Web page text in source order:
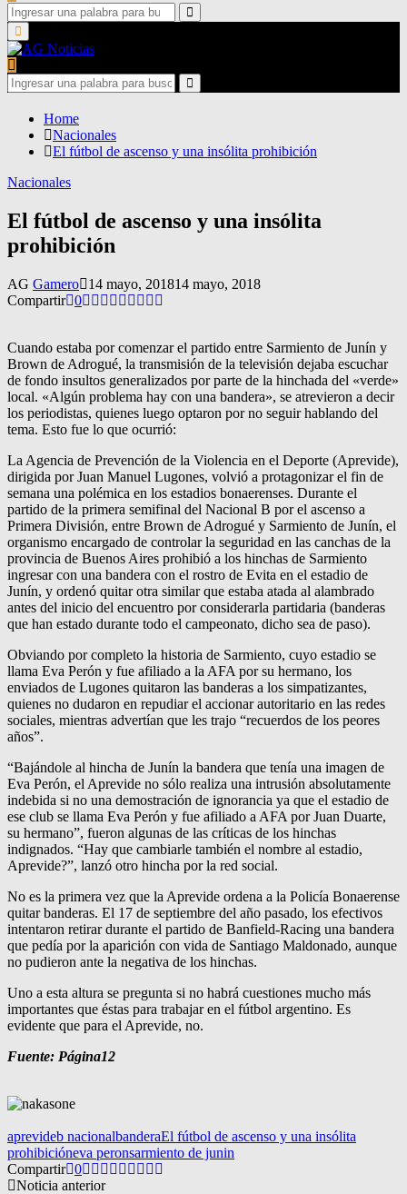
Search
for:
Search
Primary
Menu
Search
for:
Search
Home
Nacionales
El fútbol de ascenso y una insólita prohibición
Nacionales
El fútbol de ascenso y una insólita
prohibición
AG Gamero 14 mayo, 201814 mayo, 2018
Compartir 0
Cuando estaba por comenzar el partido entre Sarmiento de Junín y
Brown de Adrogué, la transmisión de la televisión dejaba escuchar
de fondo insultos generalizados por parte de la hinchada del «verde»
local. «Algún problema hay con una bandera», se atrevieron a decir
los periodistas, quienes luego optaron por no seguir hablando del
tema. Esto fue lo que ocurrió:
La Agencia de Prevención de la Violencia en el Deporte (Aprevide),
dirigida por Juan Manuel Lugones, volvió a protagonizar el fin de
semana una polémica en los estadios bonaerenses. Durante el
partido de la primera semifinal del Nacional B por el ascenso a
Primera División, entre Brown de Adrogué y Sarmiento de Junín, el
organismo encargado de controlar la seguridad en las canchas de la
provincia de Buenos Aires prohibió a los hinchas de Sarmiento
ingresar con una bandera con el rostro de Evita en el estadio de
Junín, y ordenó quitar otra similar que estaba atada al alambrado
antes del inicio del encuentro por considerarla partidaria (banderas
que han estado durante todo el campeonato, dicho sea de paso).
Obviando por completo la historia de Sarmiento, cuyo estadio se
llama Eva Perón y fue afiliado a la AFA por su hermano, los
enviados de Lugones quitaron las banderas a los simpatizantes,
quienes no dudaron en repudiar el accionar autoritario en las redes
sociales, mientras advertían que les trajo “recuerdos de los peores
años”.
“Bajándole al hincha de Junín la bandera que tenía una imagen de
Eva Perón, el Aprevide no sólo realiza una intrusión absolutamente
indebida si no una demostración de ignorancia ya que el estadio de
ese club se llama Eva Perón y fue afiliado a AFA por Juan Duarte,
su hermano”, fueron algunas de las críticas de los hinchas
indignados. “Hay que cambiarle también el nombre al estadio,
Aprevide?”, lanzó otro hincha por la red social.
No es la primera vez que la Aprevide ordena a la Policía Bonaerense
quitar banderas. El 17 de septiembre del año pasado, los efectivos
intentaron retirar durante el partido de Banfield-Racing una bandera
que pedía por la aparición con vida de Santiago Maldonado, aunque
no pudieron ante la negativa de los hinchas.
Uno a esta altura se pregunta si no habrá cuestiones mucho más
importantes que éstas para trabajar en el fútbol argentino. Es
evidente que para el Aprevide, no.
Fuente: Página12
aprevideb nacionalbanderaEl fútbol de ascenso y una insólita
prohibicióneva peronsarmiento de junin
Compartir 0
Noticia anterior